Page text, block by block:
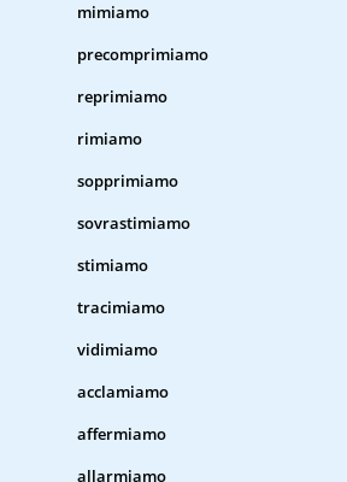
mimiamo
precomprimiamo
reprimiamo
rimiamo
sopprimiamo
sovrastimiamo
stimiamo
tracimiamo
vidimiamo
acclamiamo
affermiamo
allarmiamo